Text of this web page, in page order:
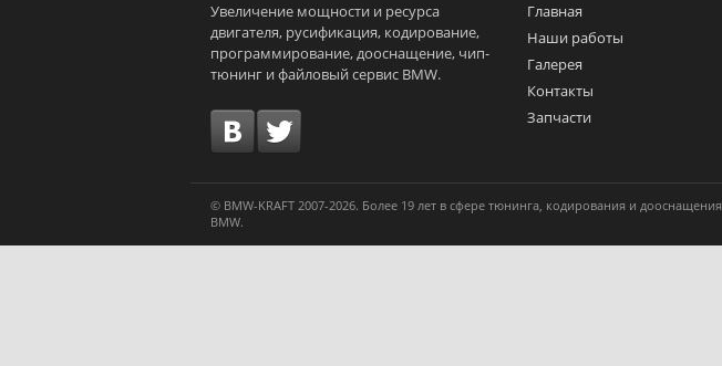
Увеличение мощности и ресурса
двигателя, русификация, кодирование,
программирование, дооснащение, чип-
тюнинг и файловый сервис BMW.
Главная
Наши работы
Галерея
Контакты
Запчасти
© BMW-KRAFT 2007-2026. Более 19 лет в сфере тюнинга, кодирования и дооснащения
BMW.